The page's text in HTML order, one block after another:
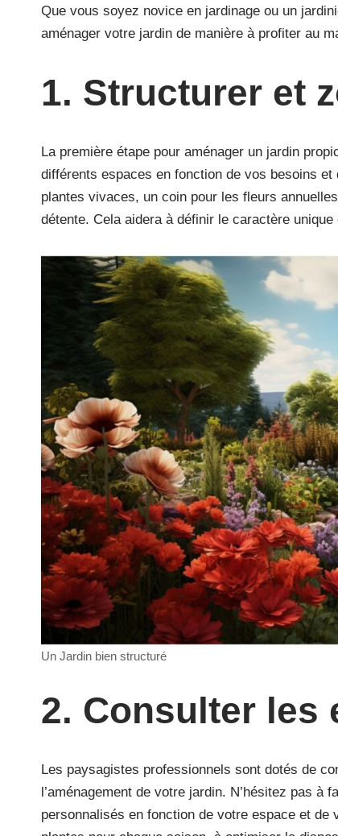
Que vous soyez novice en jardinage ou un
aménager votre jardin de manière à profiter au
1. Structurer et
La première étape pour aménager un jardin
différents espaces en fonction de vos besoins
plantes vivaces, un coin pour les fleurs
détente. Cela aidera à définir le caractère
Un Jardin bien structuré
2. Consulter les
Les paysagistes professionnels sont dotés de
l’aménagement de votre jardin. N’hésitez pas
personnalisés en fonction de votre espace et